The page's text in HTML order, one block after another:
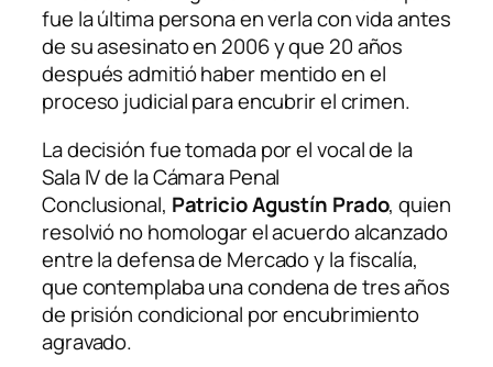
fue la última persona en verla con vida antes
de su asesinato en 2006 y que 20 años
después admitió haber mentido en el
proceso judicial para encubrir el crimen.
La decisión fue tomada por el vocal de la
Sala IV de la Cámara Penal
Conclusional, Patricio Agustín Prado, quien
resolvió no homologar el acuerdo alcanzado
entre la defensa de Mercado y la fiscalía,
que contemplaba una condena de tres años
de prisión condicional por encubrimiento
agravado.